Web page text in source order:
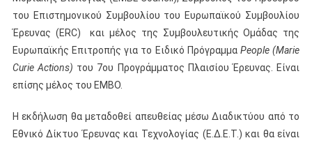
του Επιστημονικού Συμβουλίου του Ευρωπαϊκού Συμβουλίου
Έρευνας (ERC) και μέλος της Συμβουλευτικής Ομάδας της
Ευρωπαϊκής Επιτροπής για το Ειδικό Πρόγραμμα People (Marie
Curie Actions) του 7ου Προγράμματος Πλαισίου Έρευνας. Είναι
επίσης μέλος του ΕΜΒΟ.
Η εκδήλωση θα μεταδοθεί απευθείας μέσω Διαδικτύου από το
Εθνικό Δίκτυο Έρευνας και Τεχνολογίας (Ε.Δ.Ε.Τ.) και θα είναι